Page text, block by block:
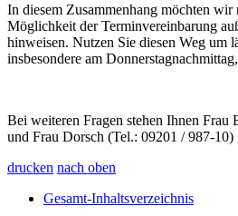
In diesem Zusammenhang möchten wir
Möglichkeit der Terminvereinbarung
hinweisen. Nutzen Sie diesen Weg um
insbesondere am
Bei weiteren Fragen stehen Ihnen Frau
und Frau Dorsch (Tel.: 09201 / 987-10)
drucken nach oben
Gesamt-Inhaltsverzeichnis